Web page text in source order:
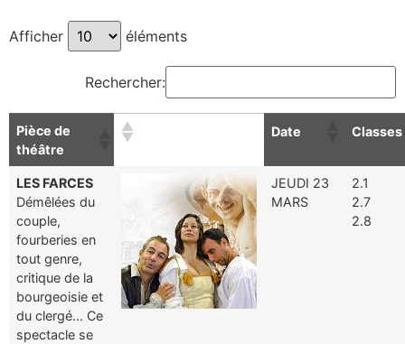
Afficher éléments
Rechercher:
Pièce de
théâtre
Date Classes
LES FARCES
Démêlées du
couple,
fourberies en
tout genre,
critique de la
bourgeoisie et
du clergé… Ce
spectacle se
JEUDI 23
MARS
2.1
2.7
2.8